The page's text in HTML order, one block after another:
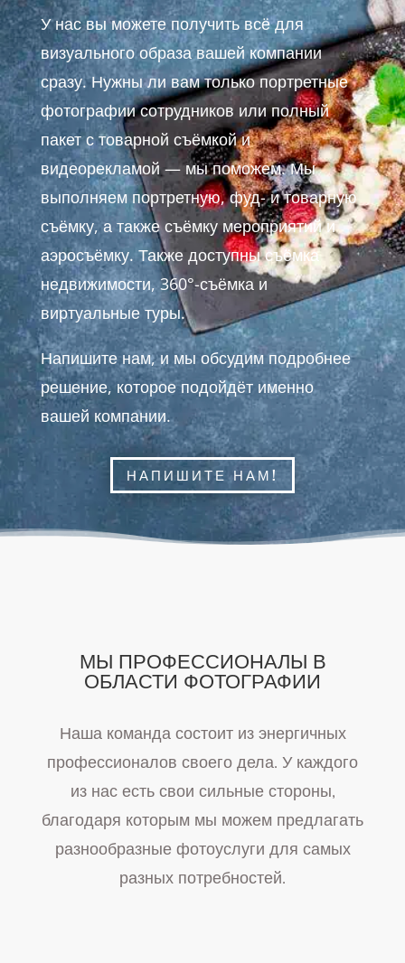
У нас вы можете получить всё для
визуального образа вашей компании
сразу. Нужны ли вам только портретные
фотографии сотрудников или полный
пакет с товарной съёмкой и
видеорекламой — мы поможем. Мы
выполняем портретную, фуд- и товарную
съёмку, а также съёмку мероприятий и
аэросъёмку. Также доступны съёмка
недвижимости, 360°-съёмка и
виртуальные туры.
Напишите нам, и мы обсудим подробнее
решение, которое подойдёт именно
вашей компании.
НАПИШИТЕ НАМ!
МЫ ПРОФЕССИОНАЛЫ В
ОБЛАСТИ ФОТОГРАФИИ
Наша команда состоит из энергичных
профессионалов своего дела. У каждого
из нас есть свои сильные стороны,
благодаря которым мы можем предлагать
разнообразные фотоуслуги для самых
разных потребностей.